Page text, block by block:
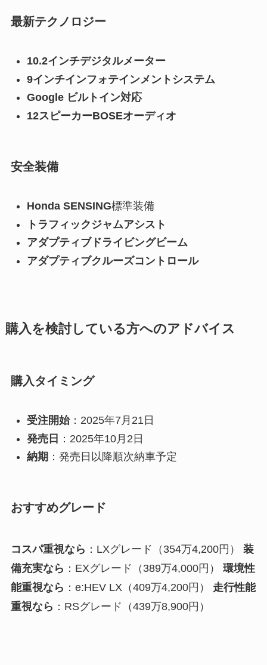
最新テクノロジー
10.2インチデジタルメーター
9インチインフォテインメントシステム
Google ビルトイン対応
12スピーカーBOSEオーディオ
安全装備
Honda SENSING標準装備
トラフィックジャムアシスト
アダプティブドライビングビーム
アダプティブクルーズコントロール
購入を検討している方へのアドバイス
購入タイミング
受注開始：2025年7月21日
発売日 ：2025年10月2日
納期 ：発売日以降順次納車予定
おすすめグレード
コスパ重視なら ：LXグレード（354万4,200円） 装
備充実なら ：EXグレード（389万4,000円） 環境性
能重視なら ：e:HEV LX（409万4,200円） 走行性能
重視なら ：RSグレード（439万8,900円）